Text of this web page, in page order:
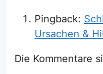
Pingback:
Ursachen &
Die Kommentare